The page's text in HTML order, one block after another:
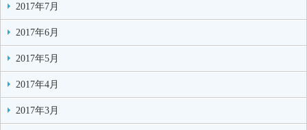
2017年7月
2017年6月
2017年5月
2017年4月
2017年3月